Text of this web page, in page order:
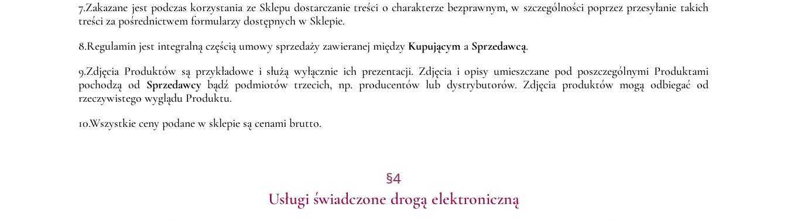
7.Zakazane jest podczas korzystania ze Sklepu dostarczanie treści o charakterze bezprawnym, w szczególności poprzez przesyłanie takich
treści za pośrednictwem formularzy dostępnych w Sklepie.
8.Regulamin jest integralną częścią umowy sprzedaży zawieranej międzyKupującym a Sprzedawcą.
9.Zdjęcia Produktów są przykładowe i służą wyłącznie ich prezentacji. Zdjęcia i opisy umieszczane pod poszczególnymi Produktami
pochodzą od Sprzedawcybądź podmiotów trzecich, np. producentów lub dystrybutorów. Zdjęcia produktów mogą odbiegać od
rzeczywistego wyglądu Produktu.
10.Wszystkie ceny podane w sklepie są cenami brutto.
§4
Usługi świadczone drogą elektroniczną